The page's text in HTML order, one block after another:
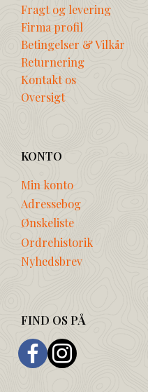
Fragt og levering
Firma profil
Betingelser & Vilkår
Returnering
Kontakt os
Oversigt
KONTO
Min konto
Adressebog
Ønskeliste
Ordrehistorik
Nyhedsbrev
FIND OS PÅ